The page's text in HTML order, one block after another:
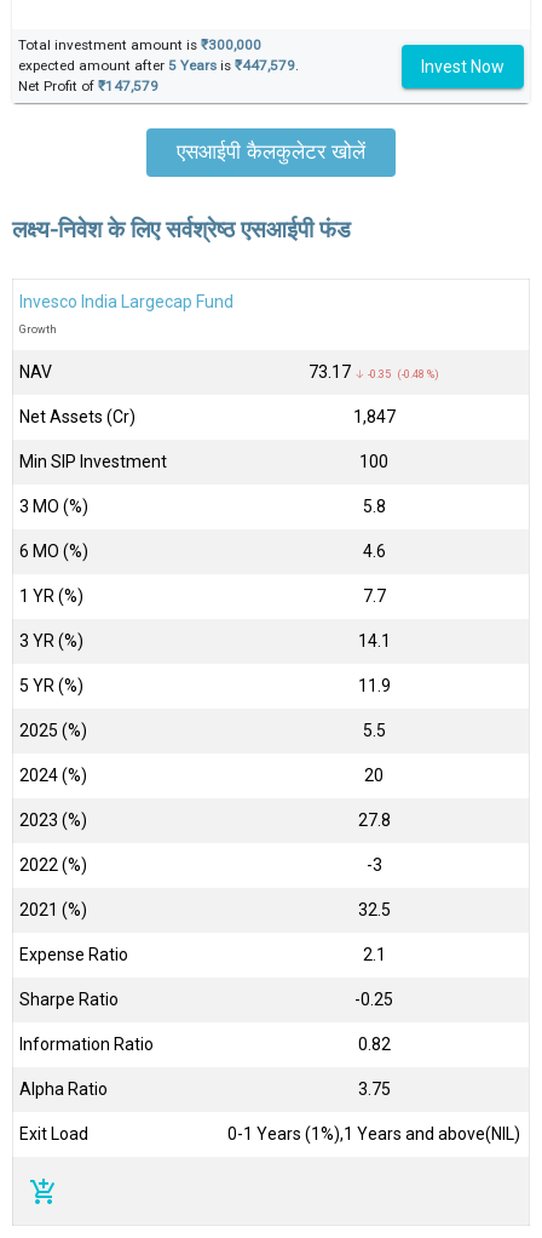
Total investment amount is ₹300,000
expected amount after 5 Years is ₹447,579.
Net Profit of ₹147,579
Invest Now
एसआईपी कैलकुलेटर खोलें
लक्ष्य-निवेश के लिए सर्वश्रेष्ठ एसआईपी फंड
Invesco India Largecap Fund
Growth
NAV ₹73.17 ↓ -0.35 (-0.48 %)
Net Assets (Cr) ₹1,847
Min SIP Investment 100
3 MO (%) 5.8
6 MO (%) 4.6
1 YR (%) 7.7
3 YR (%) 14.1
5 YR (%) 11.9
2025 (%) 5.5
2024 (%) 20
2023 (%) 27.8
2022 (%) -3
2021 (%) 32.5
Expense Ratio 2.1
Sharpe Ratio -0.25
Information Ratio 0.82
Alpha Ratio 3.75
Exit Load 0-1 Years (1%),1 Years and above(NIL)
add_shopping_cart